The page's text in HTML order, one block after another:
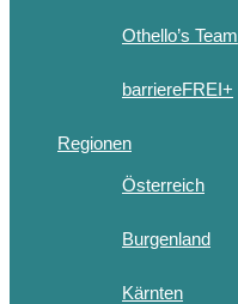
Othello’s Team
barriereFREI+
Regionen
Österreich
Burgenland
Kärnten